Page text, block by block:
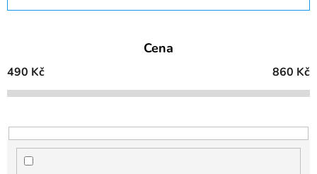
z
í
p
o
d
Cena
490 Kč 860 Kč